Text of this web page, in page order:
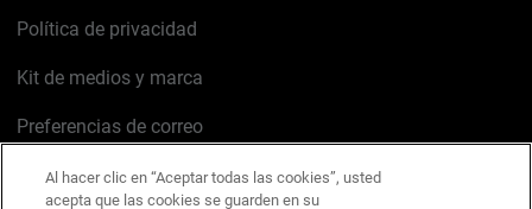
Política de privacidad
Kit de medios y marca
Preferencias de correo
Al hacer clic en “Aceptar todas las cookies”, usted
acepta que las cookies se guarden en su